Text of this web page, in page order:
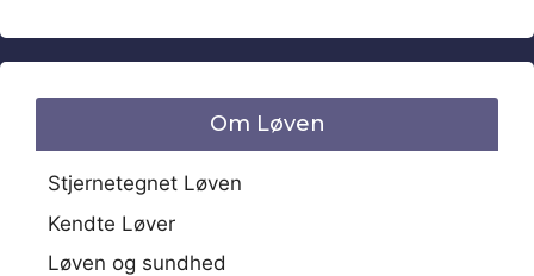
Om Løven
Stjernetegnet Løven
Kendte Løver
Løven og sundhed